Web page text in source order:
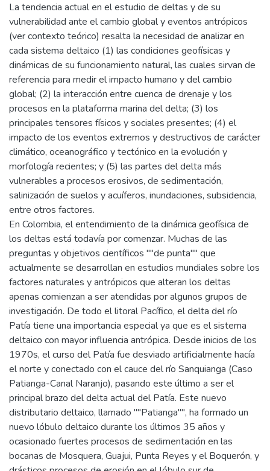
La tendencia actual en el estudio de deltas y de su
vulnerabilidad ante el cambio global y eventos antrópicos
(ver contexto teórico) resalta la necesidad de analizar en
cada sistema deltaico (1) las condiciones geofísicas y
dinámicas de su funcionamiento natural, las cuales sirvan de
referencia para medir el impacto humano y del cambio
global; (2) la interacción entre cuenca de drenaje y los
procesos en la plataforma marina del delta; (3) los
principales tensores físicos y sociales presentes; (4) el
impacto de los eventos extremos y destructivos de carácter
climático, oceanográfico y tectónico en la evolución y
morfología recientes; y (5) las partes del delta más
vulnerables a procesos erosivos, de sedimentación,
salinización de suelos y acuíferos, inundaciones, subsidencia,
entre otros factores.
En Colombia, el entendimiento de la dinámica geofísica de
los deltas está todavía por comenzar. Muchas de las
preguntas y objetivos científicos ""de punta"" que
actualmente se desarrollan en estudios mundiales sobre los
factores naturales y antrópicos que alteran los deltas
apenas comienzan a ser atendidas por algunos grupos de
investigación. De todo el litoral Pacífico, el delta del río
Patía tiene una importancia especial ya que es el sistema
deltaico con mayor influencia antrópica. Desde inicios de los
1970s, el curso del Patía fue desviado artificialmente hacía
el norte y conectado con el cauce del río Sanquianga (Caso
Patianga-Canal Naranjo), pasando este último a ser el
principal brazo del delta actual del Patía. Este nuevo
distributario deltaico, llamado ""Patianga"", ha formado un
nuevo lóbulo deltaico durante los últimos 35 años y
ocasionado fuertes procesos de sedimentación en las
bocanas de Mosquera, Guajui, Punta Reyes y el Boquerón, y